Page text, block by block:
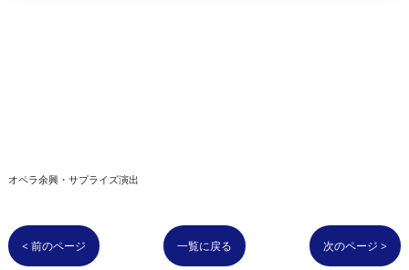
オペラ余興・サプライズ演出
< 前のページ 一覧に戻る 次のページ >